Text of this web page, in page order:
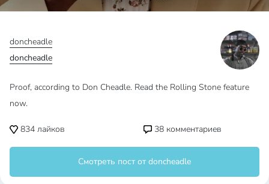
doncheadle
doncheadle
Proof, according to Don Cheadle. Read the Rolling Stone feature
now.
834 лайков 38 комментариев
Смотреть пост от doncheadle